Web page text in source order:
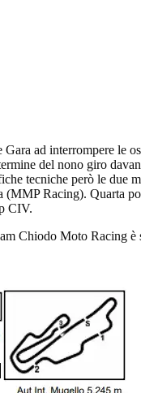
ad interrompere le
del nono giro
tecniche però le due
(MMP Racing). Quarta
CIV.
Chiodo Moto Racing è